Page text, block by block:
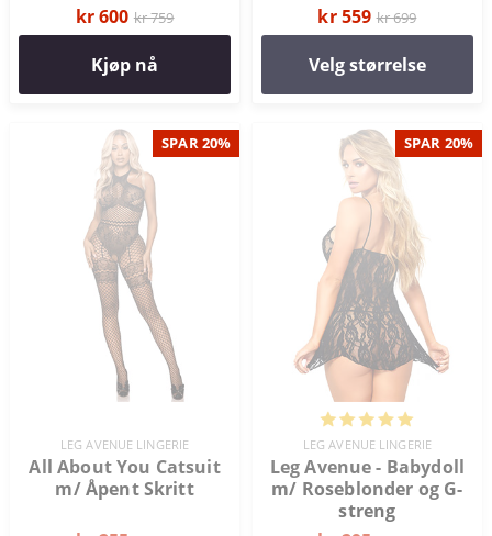
kr 600 kr 759
Kjøp nå
kr 559 kr 699
Velg størrelse
SPAR 20%
LEG AVENUE LINGERIE
All About You Catsuit
m/ Åpent Skritt
SPAR 20%
LEG AVENUE LINGERIE
Leg Avenue - Babydoll
m/ Roseblonder og G-
streng